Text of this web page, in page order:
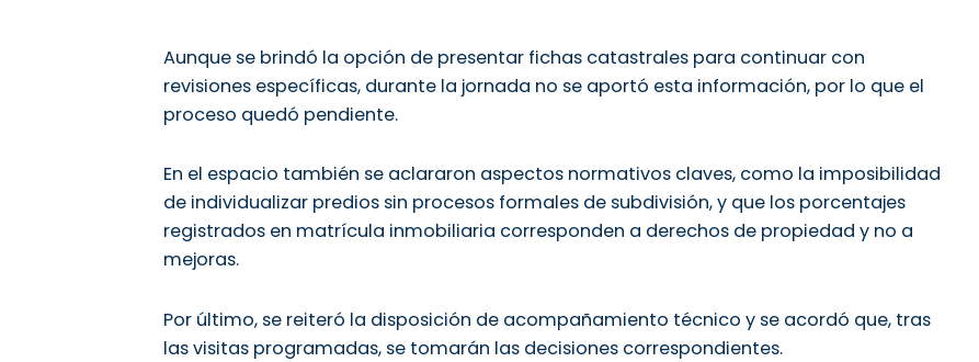
Aunque se brindó la opción de presentar fichas catastrales para continuar con
revisiones específicas, durante la jornada no se aportó esta información, por lo que el
proceso quedó pendiente.
En el espacio también se aclararon aspectos normativos claves, como la imposibilidad
de individualizar predios sin procesos formales de subdivisión, y que los porcentajes
registrados en matrícula inmobiliaria corresponden a derechos de propiedad y no a
mejoras.
Por último, se reiteró la disposición de acompañamiento técnico y se acordó que, tras
las visitas programadas, se tomarán las decisiones correspondientes.